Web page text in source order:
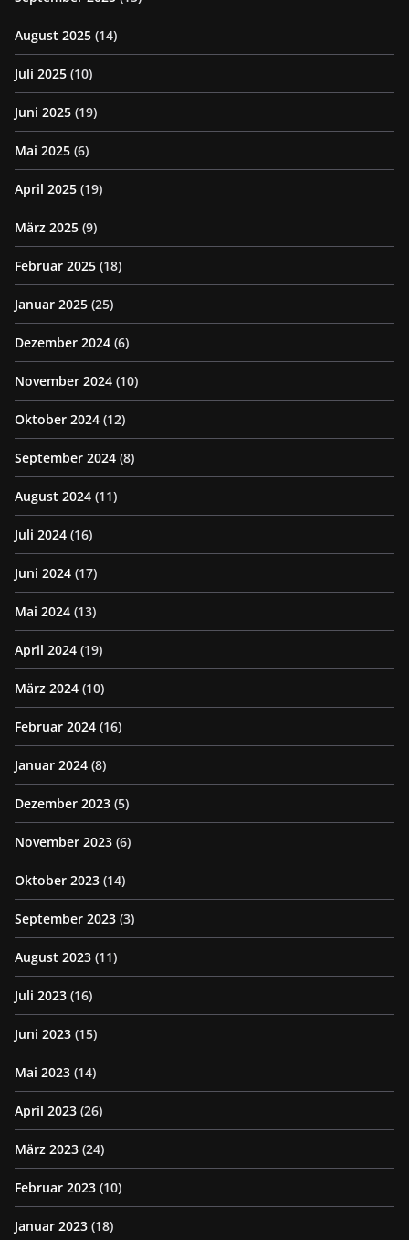
August 2025 (14)
Juli 2025 (10)
Juni 2025 (19)
Mai 2025 (6)
April 2025 (19)
März 2025 (9)
Februar 2025 (18)
Januar 2025 (25)
Dezember 2024 (6)
November 2024 (10)
Oktober 2024 (12)
September 2024 (8)
August 2024 (11)
Juli 2024 (16)
Juni 2024 (17)
Mai 2024 (13)
April 2024 (19)
März 2024 (10)
Februar 2024 (16)
Januar 2024 (8)
Dezember 2023 (5)
November 2023 (6)
Oktober 2023 (14)
September 2023 (3)
August 2023 (11)
Juli 2023 (16)
Juni 2023 (15)
Mai 2023 (14)
April 2023 (26)
März 2023 (24)
Februar 2023 (10)
Januar 2023 (18)